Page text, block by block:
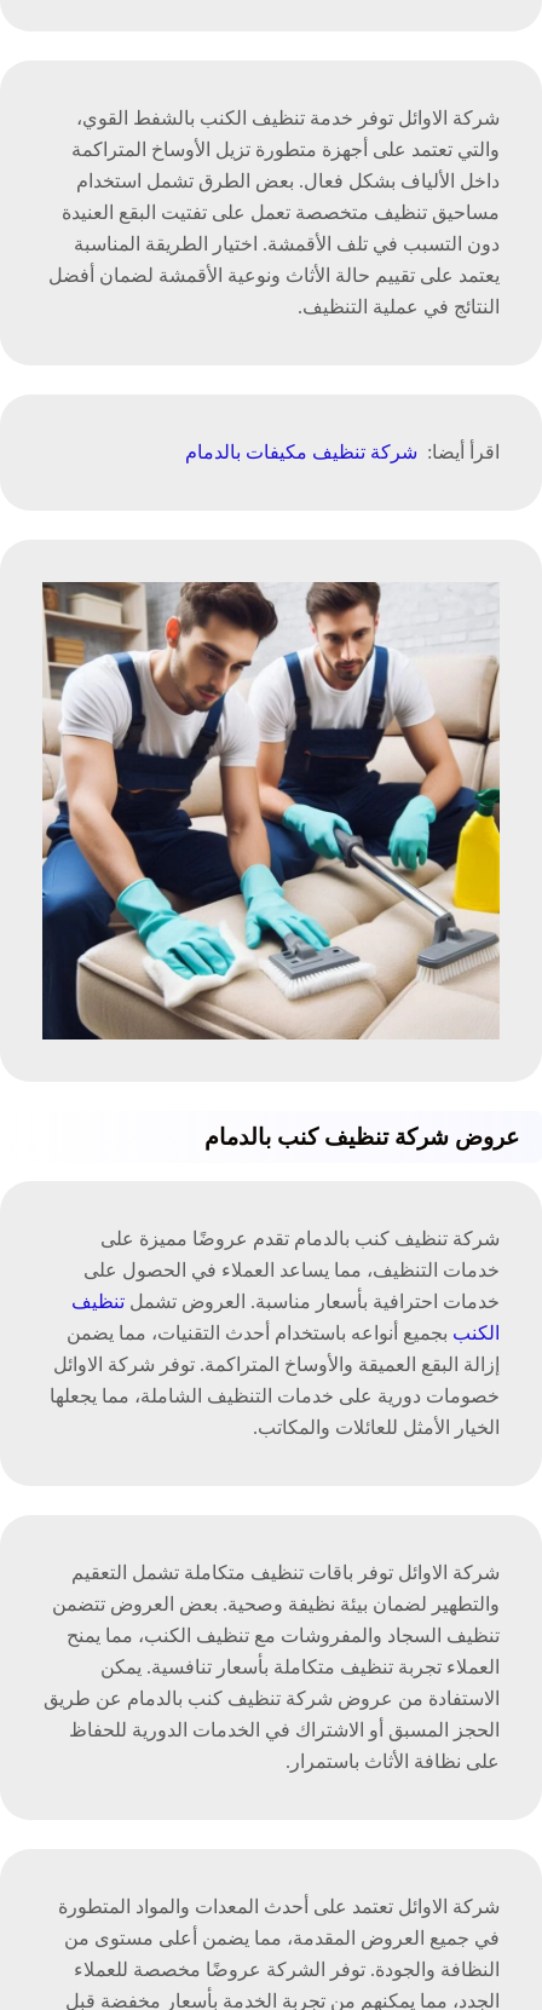
شركة الاوائل توفر خدمة تنظيف الكنب بالشفط القوي،
والتي تعتمد على أجهزة متطورة تزيل الأوساخ المتراكمة
داخل الألياف بشكل فعال. بعض الطرق تشمل استخدام
مساحيق تنظيف متخصصة تعمل على تفتيت البقع العنيدة
دون التسبب في تلف الأقمشة. اختيار الطريقة المناسبة
يعتمد على تقييم حالة الأثاث ونوعية الأقمشة لضمان أفضل
النتائج في عملية التنظيف.
اقرأ أيضا: شركة تنظيف مكيفات بالدمام
عروض شركة تنظيف كنب بالدمام
شركة تنظيف كنب بالدمام تقدم عروضًا مميزة على
خدمات التنظيف، مما يساعد العملاء في الحصول على
خدمات احترافية بأسعار مناسبة. العروض تشمل تنظيف
الكنب بجميع أنواعه باستخدام أحدث التقنيات، مما يضمن
إزالة البقع العميقة والأوساخ المتراكمة. توفر شركة الاوائل
خصومات دورية على خدمات التنظيف الشاملة، مما يجعلها
الخيار الأمثل للعائلات والمكاتب.
شركة الاوائل توفر باقات تنظيف متكاملة تشمل التعقيم
والتطهير لضمان بيئة نظيفة وصحية. بعض العروض تتضمن
تنظيف السجاد والمفروشات مع تنظيف الكنب، مما يمنح
العملاء تجربة تنظيف متكاملة بأسعار تنافسية. يمكن
الاستفادة من عروض شركة تنظيف كنب بالدمام عن طريق
الحجز المسبق أو الاشتراك في الخدمات الدورية للحفاظ
على نظافة الأثاث باستمرار.
شركة الاوائل تعتمد على أحدث المعدات والمواد المتطورة
في جميع العروض المقدمة، مما يضمن أعلى مستوى من
النظافة والجودة. توفر الشركة عروضًا مخصصة للعملاء
الجدد، مما يمكنهم من تجربة الخدمة بأسعار مخفضة قبل